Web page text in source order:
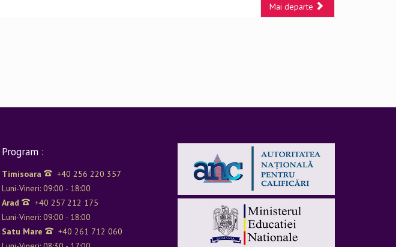
Mai departe
Program :
Timisoara
+40 256 220 357
Luni-Vineri: 09:00 - 18:00
Arad
+40 257 212 175
Luni-Vineri: 09:00 - 18:00
Satu Mare
+40 261 712 060